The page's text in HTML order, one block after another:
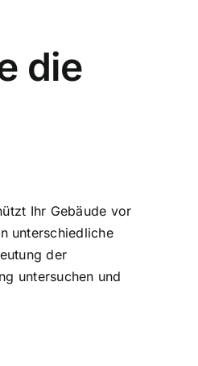
die
Ihr Gebäude vor
unterschiedliche
der
untersuchen und